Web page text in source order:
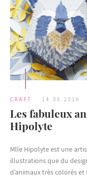
CRAFT 14.06.2016
Les fabuleux
Hipolyte
Mlle Hipolyte est une
illustrations que du
d’animaux très colorés